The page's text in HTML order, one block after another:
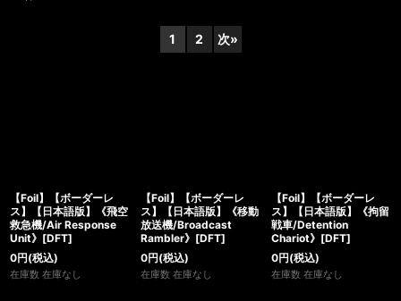
1 2 次»
【Foil】【ボーダーレ
ス】【日本語版】《飛空
救急機/Air Response
Unit》[DFT]
0円(税込)
在庫数 在庫なし
【Foil】【ボーダーレ
ス】【日本語版】《移動
放送機/Broadcast
Rambler》[DFT]
0円(税込)
在庫数 在庫なし
【Foil】【ボーダーレ
ス】【日本語版】《拘留
戦車/Detention
Chariot》[DFT]
0円(税込)
在庫数 在庫なし